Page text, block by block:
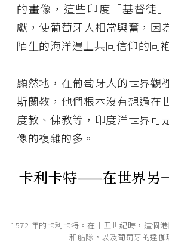
的畫像，這些印度「基督徒
獻，使葡萄牙人相當興奮，因
陌生的海洋遇上共同信仰的同
顯然地，在葡萄牙人的世界觀
斯蘭教，他們根本沒有想過在
度教、佛教等，印度洋世界可
像的複雜的多。
卡利卡特——在世界另
1572 年的卡利卡特。在十五世紀時，這個
和船隊，以及葡萄牙的達伽